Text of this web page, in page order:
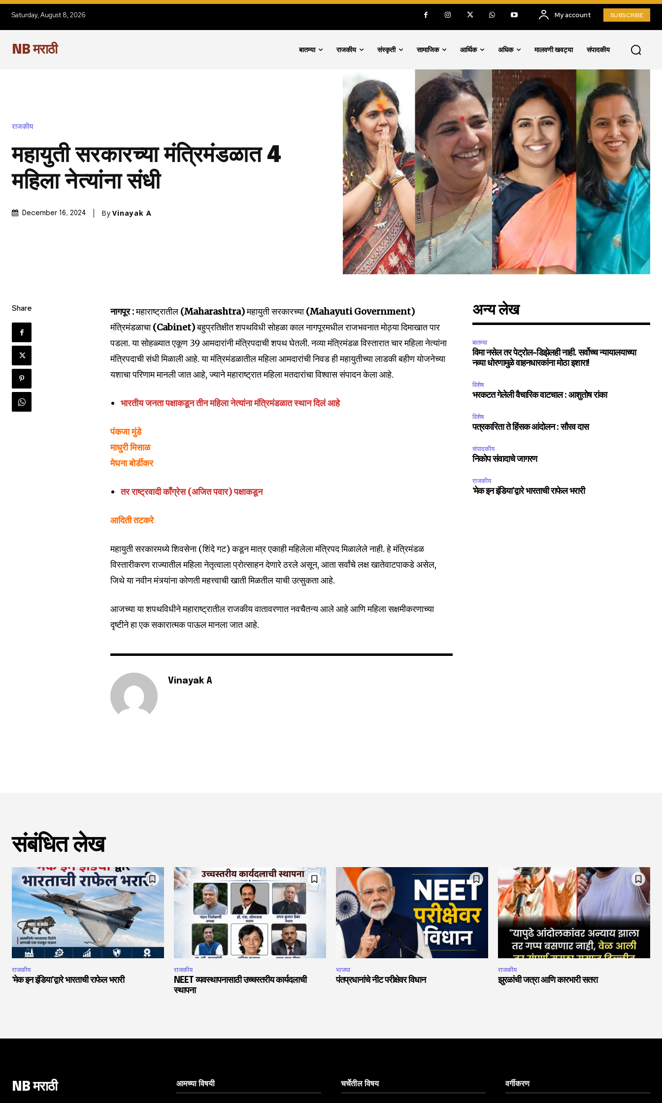
Join our community of
SUBSCRIBERS and be part
the subscribe button below. Don't worry, we respect your privacy and
won't spam your inbox. Your information is safe with us.
Privacy Policy
Saturday, August 8, 2026 My account SUBSCRIBE
NB मराठी बातम्या राजकीय संस्कृती सामाजिक आर्थिक अधिक मालवणी खवट्या संपादकीय
राजकीय
महायुती सरकारच्या मंत्रिमंडळात 4
महिला नेत्यांना संधी
December 16, 2024 By Vinayak A
Share नागपूर :महाराष्ट्रातील (Maharashtra)महायुती सरकारच्या(Mahayuti Government)
मंत्रिमंडळाचा(Cabinet)बहुप्रतिक्षीत शपथविधी सोहळा काल नागपूरमधील राजभवनात मोठ्या दिमाखात पार
पडला. या सोहळ्यात एकूण 39 आमदारांनी मंत्रिपदाची शपथ घेतली. नव्या मंत्रिमंडळ विस्तारात चार महिला नेत्यांना
मंत्रिपदाची संधी मिळाली आहे. या मंत्रिमंडळातील महिला आमदारांची निवड ही महायुतीच्या लाडकी बहीण योजनेच्या
यशाचा परिणाम मानली जात आहे, ज्याने महाराष्ट्रात महिला मतदारांचा विश्वास संपादन केला आहे.
भारतीय जनता पक्षाकडून तीन महिला नेत्यांना मंत्रिमंडळात स्थान दिलं आहे
पंकजा मुंडे
माधुरी मिसाळ
मेघना बोर्डीकर
तर राष्ट्रवादी काँग्रेस (अजित पवार) पक्षाकडून
आदिती तटकरे
महायुती सरकारमध्ये शिवसेना (शिंदे गट) कडून मात्र एकाही महिलेला मंत्रिपद मिळालेले नाही. हे मंत्रिमंडळ
विस्तारीकरण राज्यातील महिला नेतृत्वाला प्रोत्साहन देणारे ठरले असून, आता सर्वांचे लक्ष खातेवाटपाकडे असेल,
जिथे या नवीन मंत्र्यांना कोणती महत्त्वाची खाती मिळतील याची उत्सुकता आहे.
आजच्या या शपथविधीने महाराष्ट्रातील राजकीय वातावरणात नवचैतन्य आले आहे आणि महिला सक्षमीकरणाच्या
दृष्टीने हा एक सकारात्मक पाऊल मानला जात आहे.
Vinayak A
अन्य लेख
बातम्या
विमा नसेल तर पेट्रोल-डिझेलही नाही. सर्वोच्च न्यायालयाच्या
नव्या धोरणामुळे वाहनधारकांना मोठा इशारा!
विशेष
भरकटत गेलेली वैचारिक वाटचाल : आशुतोष रांका
विशेष
पत्रकारिता ते हिंसक आंदोलन : सौरव दास
संपादकीय
निकोप संवादाचे जागरण
राजकीय
‘मेक इन इंडिया’द्वारे भारताची राफेल भरारी
संबंधित लेख
राजकीय
‘मेक इन इंडिया’द्वारे भारताची राफेल भरारी
राजकीय
NEET व्यवस्थापनासाठी उच्चस्तरीय कार्यदलाची
स्थापना
भाजपा
पंतप्रधानांचे नीट परीक्षेवर विधान
राजकीय
झुरळांची जत्रा आणि कारभारी सतरा
NB मराठी आमच्या विषयी चर्चेतील विषय वर्गीकरण